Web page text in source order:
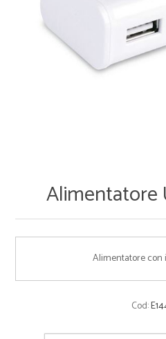
Alimentatore
Alimentatore con
Cod: